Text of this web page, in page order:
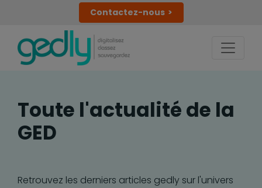
Contactez-nous
Toute l'actualité de la
GED
Retrouvez les derniers articles gedly sur l'univers